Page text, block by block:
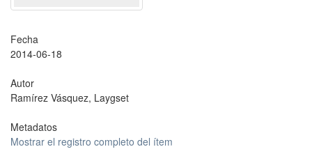
Fecha
2014-06-18
Autor
Ramírez Vásquez, Laygset
Metadatos
Mostrar el registro completo del ítem